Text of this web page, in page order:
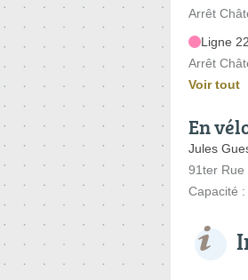
Arrêt
Ligne
Arrêt
Voir tout
En
Jules
91ter Rue
Capacité